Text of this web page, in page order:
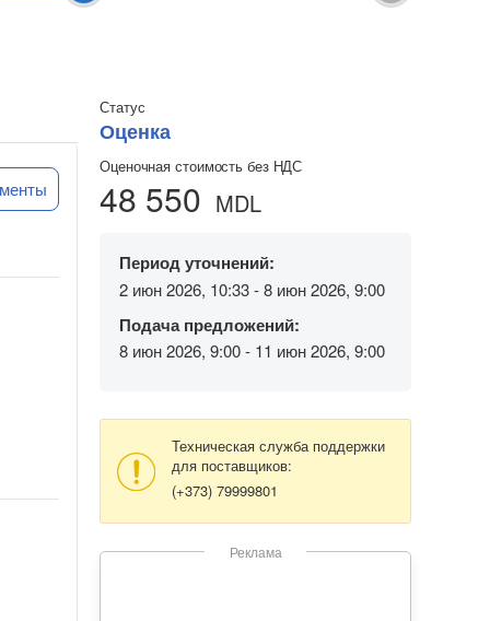
Статус
Оценка
Оценочная стоимость без НДС
48 550 MDL
Период уточнений:
2 июн 2026, 10:33 - 8 июн 2026, 9:00
Подача предложений:
8 июн 2026, 9:00 - 11 июн 2026, 9:00
Техническая служба поддержки
для поставщиков:
(+373) 79999801
Реклама